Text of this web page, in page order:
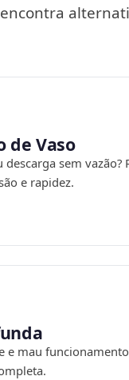
de Vaso
sem vazão?
e rapidez.
e mau